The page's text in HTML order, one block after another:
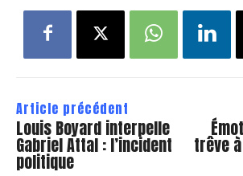
Article précédent
Louis Boyard interpelle
Gabriel Attal : l’incident
politique
trêve